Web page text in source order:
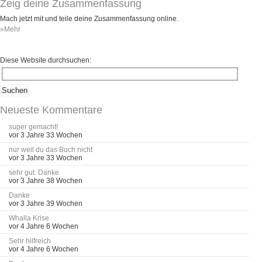
Zeig deine Zusammenfassung
Mach jetzt mit und teile deine Zusammenfassung online.
»Mehr
Diese Website durchsuchen:
Neueste Kommentare
super gemacht!
vor 3 Jahre 33 Wochen
nur weil du das Buch nicht
vor 3 Jahre 33 Wochen
sehr gut. Danke
vor 3 Jahre 38 Wochen
Danke
vor 3 Jahre 39 Wochen
Whalla Krise
vor 4 Jahre 6 Wochen
Sehr hilfreich
vor 4 Jahre 6 Wochen